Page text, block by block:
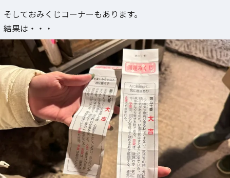
そしておみくじコーナーもあります。
結果は・・・